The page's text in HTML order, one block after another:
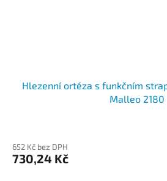
Hlezenní ortéza s funkčním
Malleo 2180
652 Kč bez DPH
730,24 Kč